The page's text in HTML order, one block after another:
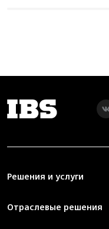
Решения и услуги
Отраслевые решения